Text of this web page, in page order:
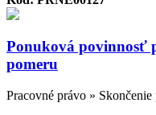
Ponuková povinnosť
pomeru
Pracovné právo »